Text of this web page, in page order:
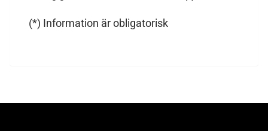
(*) Information är obligatorisk